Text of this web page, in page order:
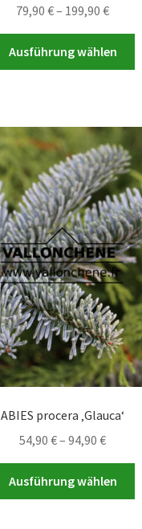
79,90 €– 199,90 €
79,90 €
bis
199,90
Ausführung wählen
ABIES procera ‚Glauca‘
54,90 €– 94,90 €
54,90 €
bis
94,90 €
Ausführung wählen